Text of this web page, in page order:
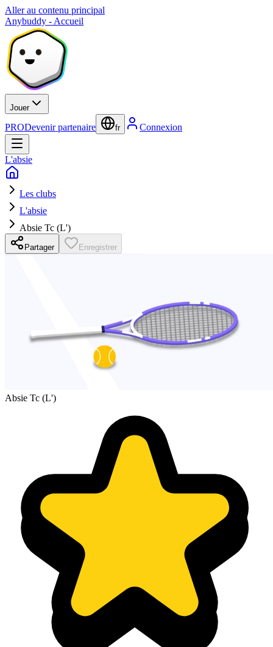
Aller au contenu principal
Anybuddy - Accueil
Jouer
PRODevenir partenaire fr Connexion
L'absie
Les clubs
L'absie
Absie Tc (L')
Partager Enregistrer
Absie Tc (L')